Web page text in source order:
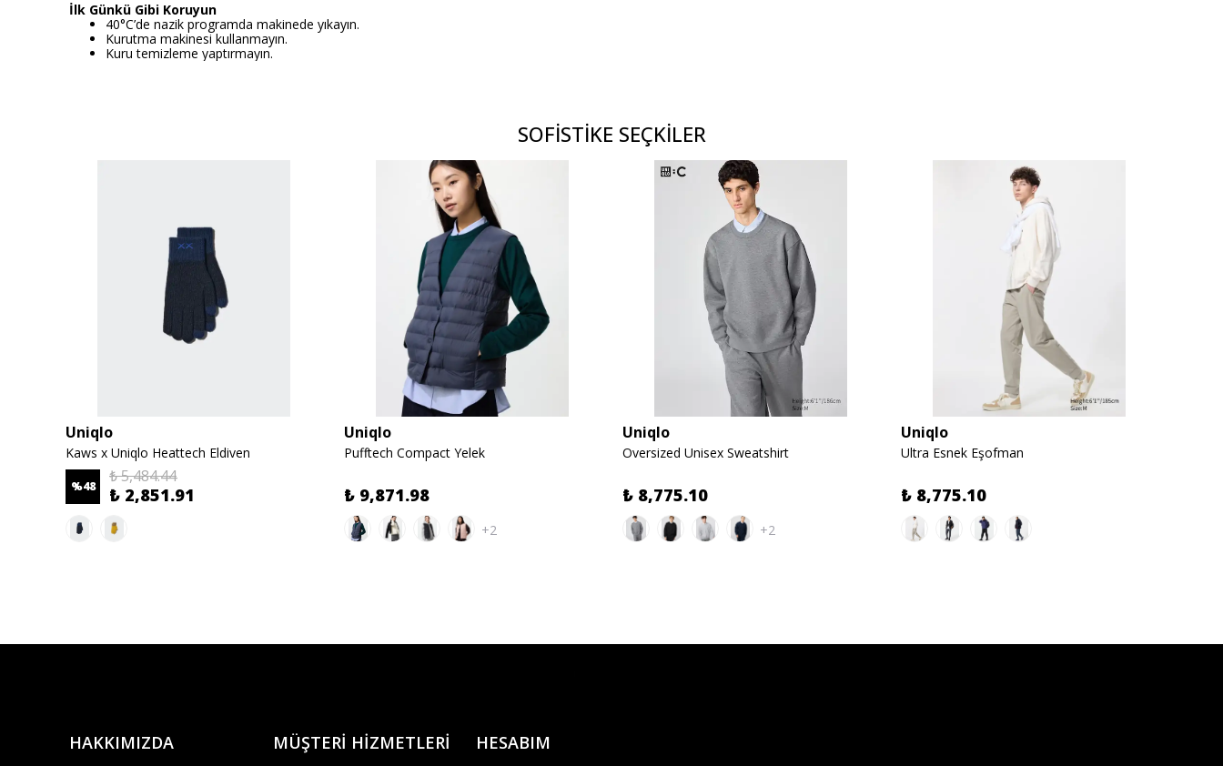
İlk Günkü Gibi Koruyun
40°C’de nazik programda makinede yıkayın.
Kurutma makinesi kullanmayın.
Kuru temizleme yaptırmayın.
SOFİSTİKE SEÇKİLER
Uniqlo
Kaws x Uniqlo Heattech Eldiven
%48
₺ 5,484.44
₺ 2,851.91
Uniqlo
Pufftech Compact Yelek
₺ 9,871.98
+2
Uniqlo
Oversized Unisex Sweatshirt
₺ 8,775.10
+2
Uniqlo
Ultra Esnek Eşofman
₺ 8,775.10
HAKKIMIZDA MÜŞTERİ HİZMETLERİ HESABIM